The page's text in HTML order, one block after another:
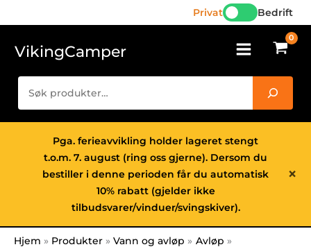
rett
innholdet
Privat Bedrift
VikingCamper
×
Pga. ferieavvikling holder lageret stengt
t.o.m. 7. august (ring oss gjerne). Dersom du
bestiller i denne perioden får du automatisk
10% rabatt (gjelder ikke
tilbudsvarer/vinduer/svingskiver).
Hjem Produkter Vann og avløp
Avløp
lokk